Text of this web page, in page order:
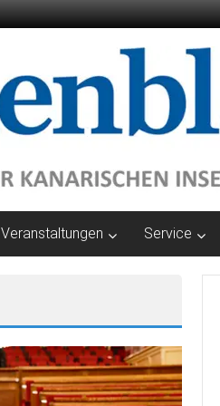
Veranstaltungen Service